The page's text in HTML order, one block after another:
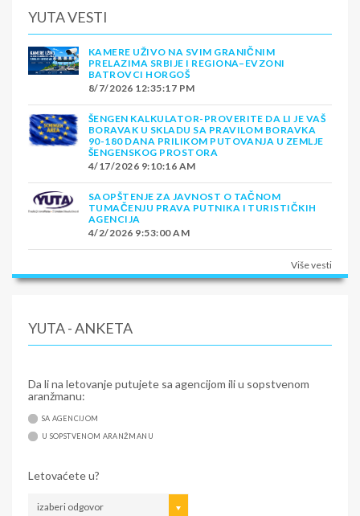
YUTA VESTI
KAMERE UŽIVO NA SVIM GRANIČNIM
PRELAZIMA SRBIJE I REGIONA–EVZONI
BATROVCI HORGOŠ
8/7/2026 12:35:17 PM
ŠENGEN KALKULATOR-PROVERITE DA LI JE VAŠ
BORAVAK U SKLADU SA PRAVILOM BORAVKA
90-180 DANA PRILIKOM PUTOVANJA U ZEMLJE
ŠENGENSKOG PROSTORA
4/17/2026 9:10:16 AM
SAOPŠTENJE ZA JAVNOST O TAČNOM
TUMAČENJU PRAVA PUTNIKA I TURISTIČKIH
AGENCIJA
4/2/2026 9:53:00 AM
Više vesti
YUTA - ANKETA
Da li na letovanje putujete sa agencijom ili u sopstvenom
aranžmanu:
SA AGENCIJOM
U SOPSTVENOM ARANŽMANU
Letovaćete u?
izaberi odgovor